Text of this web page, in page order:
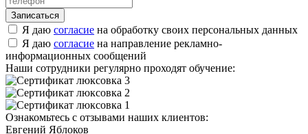
Я даю согласие на обработку своих персональных данных
Я даю согласие на направление рекламно-
информационных сообщений
Наши сотрудники регулярно проходят обучение:
Ознакомьтесь с отзывами наших клиентов:
Евгений Яблоков